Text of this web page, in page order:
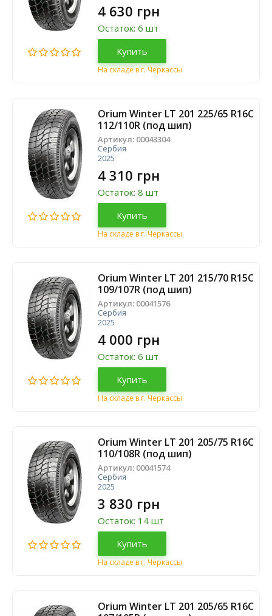
4 630 грн
Остаток: 6 шт
Купить
На складе в г. Черкассы
Orium Winter LT 201 225/65 R16C
112/110R (под шип)
Артикул: 00043304
Сербия
2025
4 310 грн
Остаток: 8 шт
Купить
На складе в г. Черкассы
Orium Winter LT 201 215/70 R15C
109/107R (под шип)
Артикул: 00041576
Сербия
2025
4 000 грн
Остаток: 6 шт
Купить
На складе в г. Черкассы
Orium Winter LT 201 205/75 R16C
110/108R (под шип)
Артикул: 00041574
Сербия
2025
3 830 грн
Остаток: 14 шт
Купить
На складе в г. Черкассы
Orium Winter LT 201 205/65 R16C